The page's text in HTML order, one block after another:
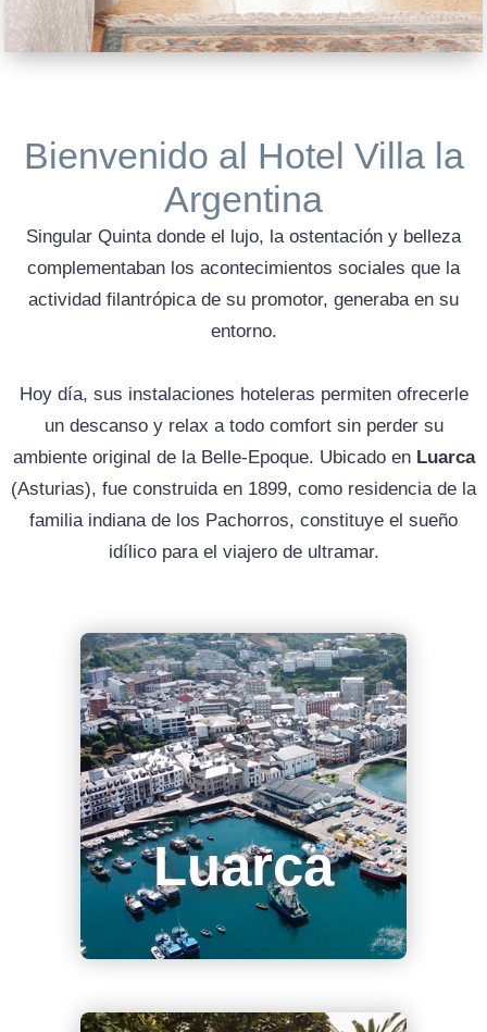
Bienvenido al Hotel Villa la
Argentina
Singular Quinta donde el lujo, la ostentación y belleza
complementaban los acontecimientos sociales que la
actividad filantrópica de su promotor, generaba en su
entorno.
Hoy día, sus instalaciones hoteleras permiten ofrecerle
un descanso y relax a todo comfort sin perder su
ambiente original de la Belle-Epoque. Ubicado en Luarca
(Asturias), fue construida en 1899, como residencia de la
familia indiana de los Pachorros, constituye el sueño
idílico para el viajero de ultramar.
Luarca